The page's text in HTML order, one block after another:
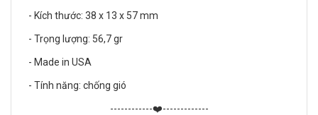
- Kích thước: 38 x 13 x 57 mm
- Trọng lượng: 56,7 gr
- Made in USA
- Tính năng: chống gió
------------❤️-------------